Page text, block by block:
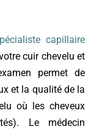
capillaire
cuir chevelu et
permet de
et la qualité de la
où les cheveux
Le médecin